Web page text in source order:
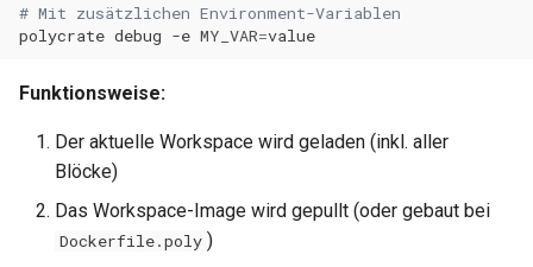
# Mit zusätzlichen Environment-Variablen
polycrate debug -e MY_VAR=
Funktionsweise:
Der aktuelle Workspace wird geladen (inkl. aller
Blöcke)
Das Workspace-Image wird gepullt (oder gebaut bei
Dockerfile.poly )